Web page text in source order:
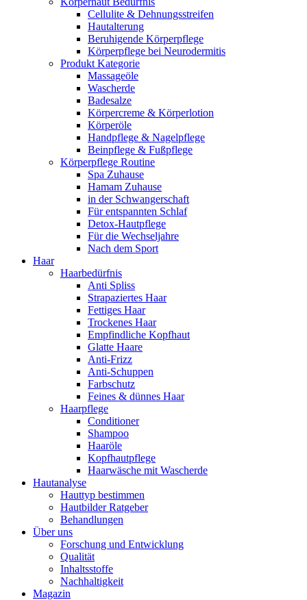
Cellulite & Dehnungsstreifen
Hautalterung
Beruhigende Körperpflege
Körperpflege bei Neurodermitis
Produkt Kategorie
Massageöle
Wascherde
Badesalze
Körpercreme & Körperlotion
Körperöle
Handpflege & Nagelpflege
Beinpflege & Fußpflege
Körperpflege Routine
Spa Zuhause
Hamam Zuhause
in der Schwangerschaft
Für entspannten Schlaf
Detox-Hautpflege
Für die Wechseljahre
Nach dem Sport
Haar
Haarbedürfnis
Anti Spliss
Strapaziertes Haar
Fettiges Haar
Trockenes Haar
Empfindliche Kopfhaut
Glatte Haare
Anti-Frizz
Anti-Schuppen
Farbschutz
Feines & dünnes Haar
Haarpflege
Conditioner
Shampoo
Haaröle
Kopfhautpflege
Haarwäsche mit Wascherde
Hautanalyse
Hauttyp bestimmen
Hautbilder Ratgeber
Behandlungen
Über uns
Forschung und Entwicklung
Qualität
Inhaltsstoffe
Nachhaltigkeit
Magazin